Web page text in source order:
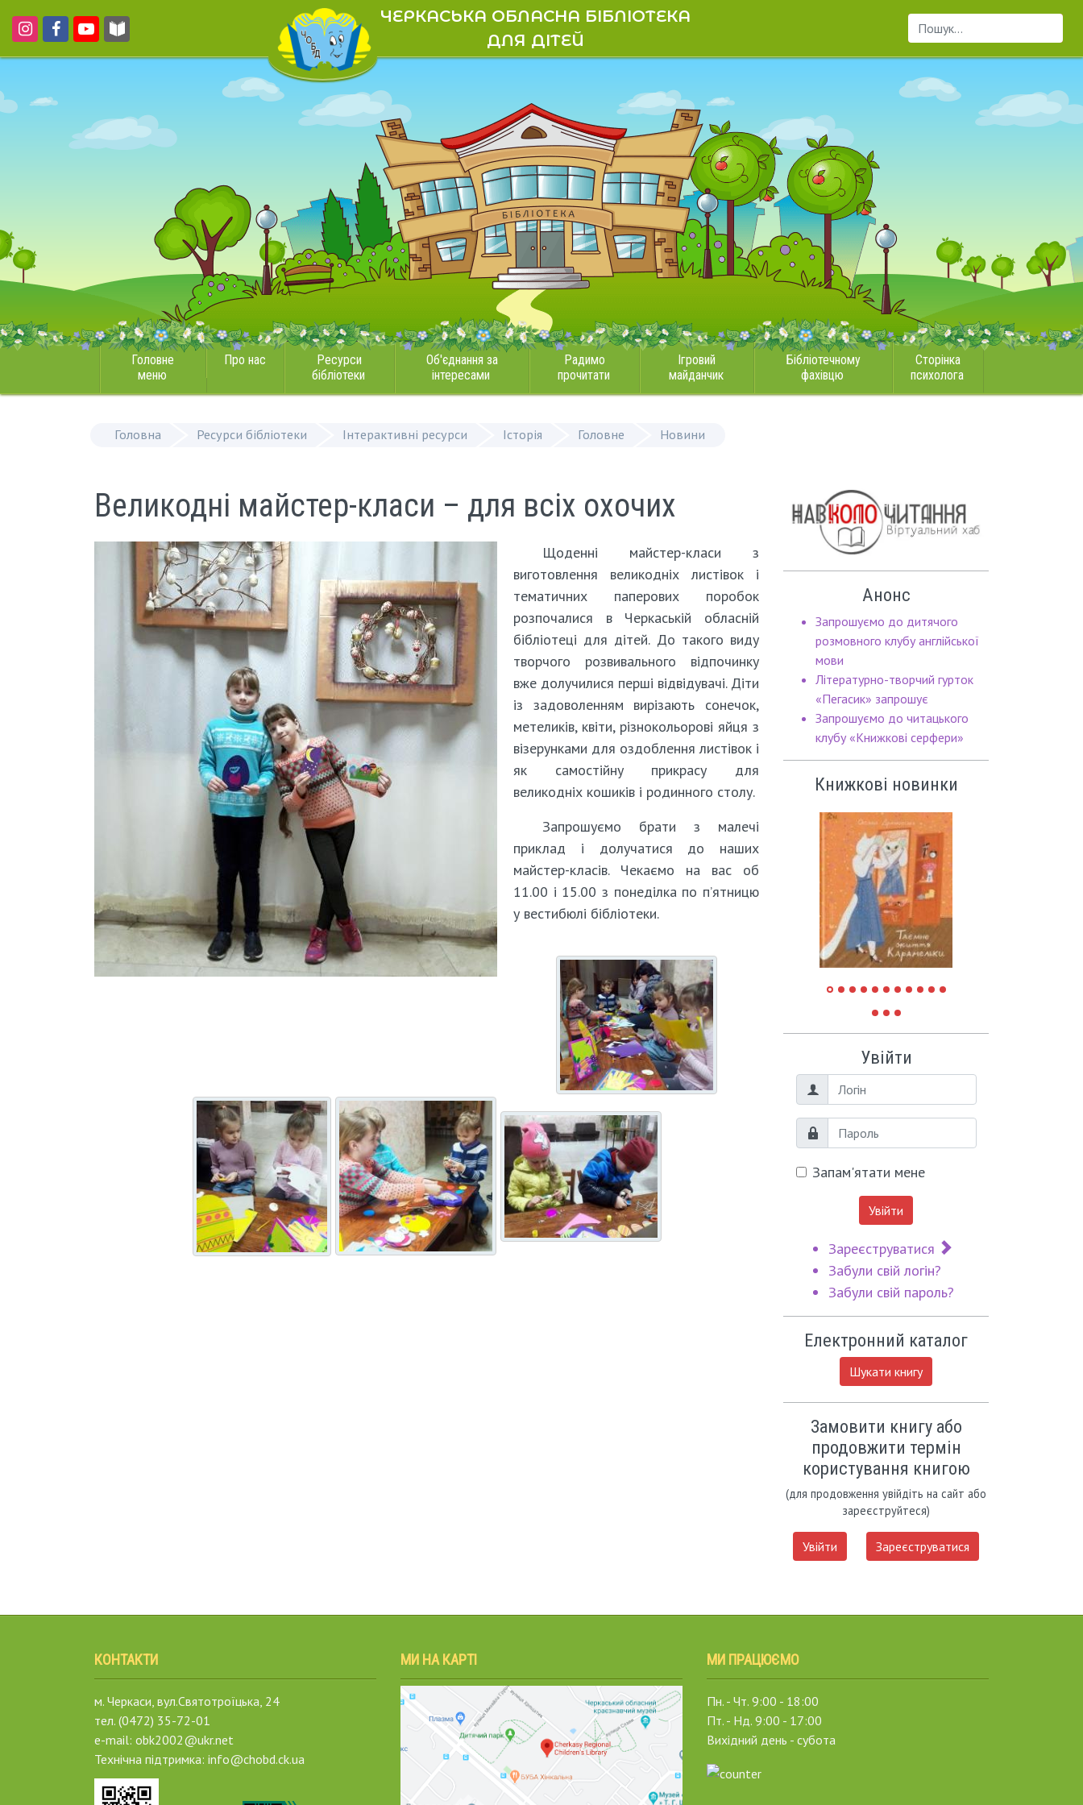
ЧЕРКАСЬКА ОБЛАСНА БІБЛІОТЕКА
ДЛЯ ДІТЕЙ
Пошук...
Головне
меню
Про нас
Ресурси
бібліотеки
Об'єднання за
інтересами
Радимо
прочитати
Ігровий
майданчик
Бібліотечному
фахівцю
Сторінка
психолога
Головна Ресурси бібліотеки Інтерактивні ресурси Історія Головне Новини
Великодні майстер-класи – для всіх охочих
Щоденні майстер-класи з
виготовлення великодніх листівок і
тематичних паперових поробок
розпочалися в Черкаській обласній
бібліотеці для дітей. До такого виду
творчого розвивального відпочинку
вже долучилися перші відвідувачі. Діти
із задоволенням вирізають сонечок,
метеликів, квіти, різнокольорові яйця з
візерунками для оздоблення листівок і
як самостійну прикрасу для
великодніх кошиків і родинного столу.
Запрошуємо брати з малечі
приклад і долучатися до наших
майстер-класів. Чекаємо на вас об
11.00 і 15.00 з понеділка по п’ятницю
у вестибюлі бібліотеки.
Анонс
Запрошуємо до дитячого
розмовного клубу англійської
мови
Літературно-творчий гурток
«Пегасик» запрошує
Запрошуємо до читацького
клубу «Книжкові серфери»
Книжкові новинки
Увійти
Логін
Пароль
Запам'ятати мене
Увійти
Зареєструватися
Забули свій логін?
Забули свій пароль?
Електронний каталог
Шукати книгу
Замовити книгу або
продовжити термін
користування книгою
(для продовження увійдіть на сайт або
зареєструйтеся)
Увійти Зареєструватися
КОНТАКТИ
м. Черкаси, вул.Святотроїцька, 24
тел. (0472) 35-72-01
e-mail: obk2002@ukr.net
Технічна підтримка: info@chobd.ck.ua
МИ НА КАРТІ МИ ПРАЦЮЄМО
Пн. - Чт. 9:00 - 18:00
Пт. - Нд. 9:00 - 17:00
Вихідний день - субота